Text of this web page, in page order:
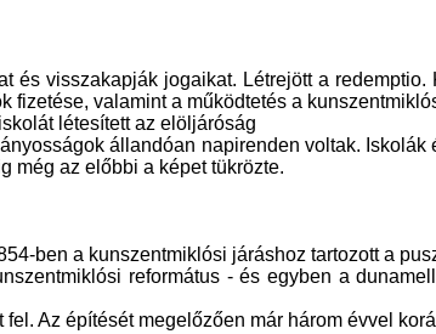
visszakapják jogaikat. Létrejött a
valamint a működtetés a
létesített az elöljáróság
állandóan napirenden voltak.
még az előbbi a képet tükrözte.
ben a kunszentmiklósi járáshoz tartozott a
református - és egyben a
Az építését megelőzően már három évvel